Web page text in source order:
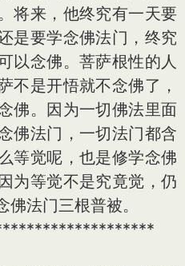
将来，他终究有一天要
是要学念佛法门，终究
以念佛。菩萨根性的人
不是开悟就不念佛了，
佛。因为一切佛法里面
佛法门，一切法门都含
等觉呢，也是修学念佛
为等觉不是究竟觉，仍
法门三根普被。